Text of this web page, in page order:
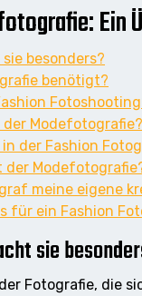
Ein
besonders?
benötigt?
Modefotografie?
der Fashion
der
meine eigene
für ein Fashion
sie
Fotografie, die